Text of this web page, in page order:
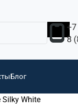
8
Блог
Silky White